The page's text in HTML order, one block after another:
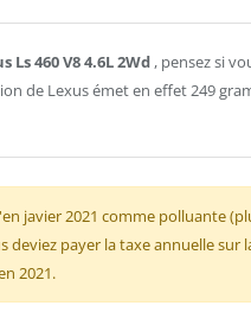
460 V8 4.6L 2Wd , pensez si
de Lexus émet en effet 249
javier 2021 comme polluante
payer la taxe annuelle sur
2021.